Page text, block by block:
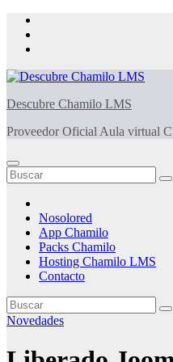
Saltar
contenido
Descubre Chamilo LMS
Proveedor Oficial Aula virtual
Nosolored
App Chamilo
Packs Chamilo
Hosting Chamilo LMS
Contacto
Novedades